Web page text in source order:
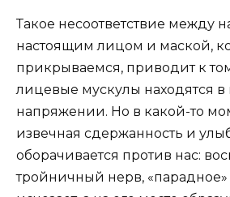
Такое несоответствие между
настоящим лицом и маской,
прикрываемся, приводит к
лицевые мускулы находятся в
напряжении. Но в какой-то
извечная сдержанность и
оборачивается против нас:
тройничный нерв,